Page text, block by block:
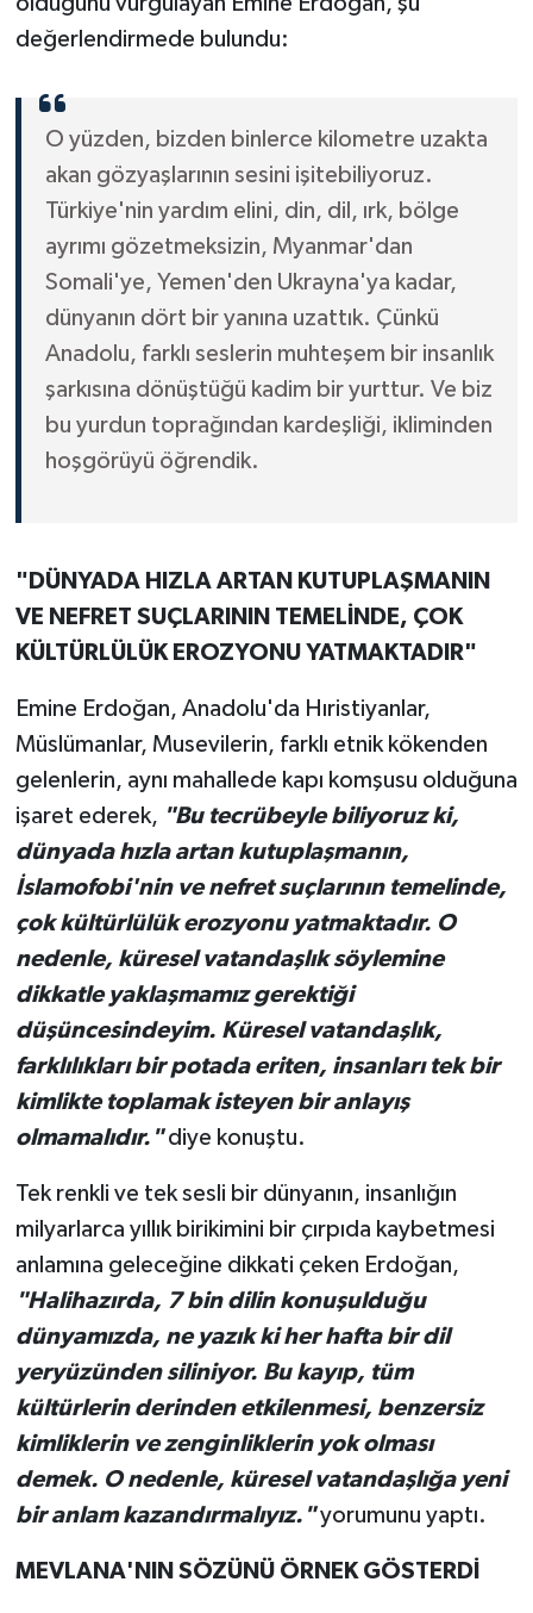
değerlendirmede bulundu:
O yüzden, bizden binlerce kilometre uzakta
akan gözyaşlarının sesini işitebiliyoruz.
Türkiye'nin yardım elini, din, dil, ırk, bölge
ayrımı gözetmeksizin, Myanmar'dan
Somali'ye, Yemen'den Ukrayna'ya kadar,
dünyanın dört bir yanına uzattık. Çünkü
Anadolu, farklı seslerin muhteşem bir insanlık
şarkısına dönüştüğü kadim bir yurttur. Ve biz
bu yurdun toprağından kardeşliği, ikliminden
hoşgörüyü öğrendik.
"DÜNYADA HIZLA ARTAN KUTUPLAŞMANIN
VE NEFRET SUÇLARININ TEMELİNDE, ÇOK
KÜLTÜRLÜLÜK EROZYONU YATMAKTADIR"
Emine Erdoğan, Anadolu'da Hıristiyanlar,
Müslümanlar, Musevilerin, farklı etnik kökenden
gelenlerin, aynı mahallede kapı komşusu olduğuna
işaret ederek, "Bu tecrübeyle biliyoruz ki,
dünyada hızla artan kutuplaşmanın,
İslamofobi'nin ve nefret suçlarının temelinde,
çok kültürlülük erozyonu yatmaktadır. O
nedenle, küresel vatandaşlık söylemine
dikkatle yaklaşmamız gerektiği
düşüncesindeyim. Küresel vatandaşlık,
farklılıkları bir potada eriten, insanları tek bir
kimlikte toplamak isteyen bir anlayış
olmamalıdır."diye konuştu.
Tek renkli ve tek sesli bir dünyanın, insanlığın
milyarlarca yıllık birikimini bir çırpıda kaybetmesi
anlamına geleceğine dikkati çeken Erdoğan,
"Halihazırda, 7 bin dilin konuşulduğu
dünyamızda, ne yazık ki her hafta bir dil
yeryüzünden siliniyor. Bu kayıp, tüm
kültürlerin derinden etkilenmesi, benzersiz
kimliklerin ve zenginliklerin yok olması
demek. O nedenle, küresel vatandaşlığa yeni
bir anlam kazandırmalıyız."yorumunu yaptı.
MEVLANA'NIN SÖZÜNÜ ÖRNEK GÖSTERDİ